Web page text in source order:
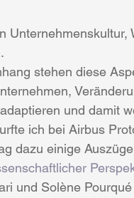
stehen diese
und damit
ich bei Airbus
dazu einige
und Solène